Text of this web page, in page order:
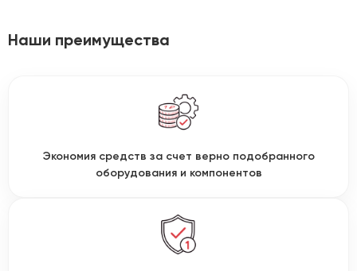
Наши преимущества
Экономия средств за счет верно подобранного
оборудования и компонентов